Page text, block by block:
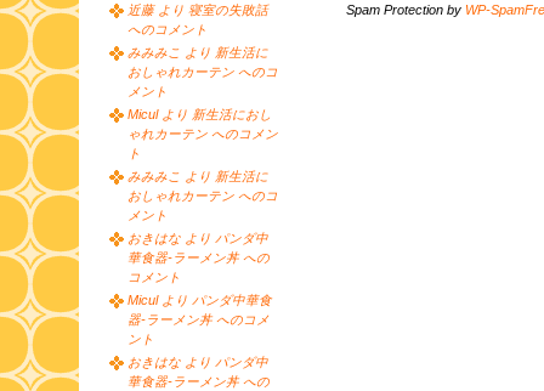
Spam Protection by WP-
近藤 より 寝室の失敗話
へのコメント
みみみこ より 新生活に
おしゃれカーテン へのコ
メント
Micul より 新生活におし
ゃれカーテン へのコメン
ト
みみみこ より 新生活に
おしゃれカーテン へのコ
メント
おきはな より パンダ中
華食器-ラーメン丼 への
コメント
Micul より パンダ中華食
器-ラーメン丼 へのコメ
ント
おきはな より パンダ中
華食器-ラーメン丼 への